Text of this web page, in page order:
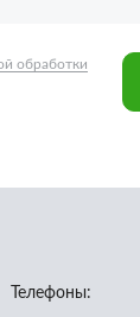
8 (351) 777-123-0